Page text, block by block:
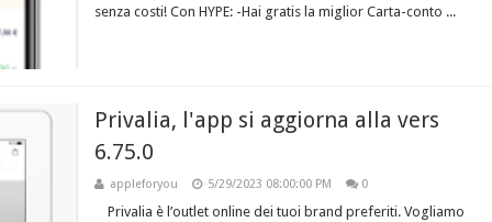
senza costi! Con HYPE: -Hai gratis la miglior Carta-conto ...
Privalia, l'app si aggiorna alla vers
6.75.0
appleforyou 5/29/2023 08:00:00 PM 0
Privalia è l’outlet online dei tuoi brand preferiti. Vogliamo